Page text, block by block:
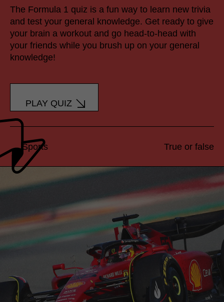
The Formula 1 quiz is a fun way to learn new trivia
and test your general knowledge. Get ready to give
your brain a workout and go head-to-head with
your friends while you brush up on your general
knowledge!
PLAY QUIZ
Sports True or false